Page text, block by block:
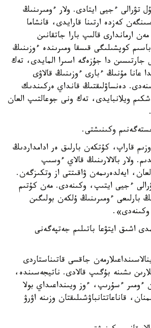
تۋرالى ءجيى ايتادى. ولار ءومىرىنىڭ
كەزدە ارتىنا قارايدى، قانشاما
ارماندارى قالىپ بارا جاتقانىن
كوپشىلىگى قىسقا ومىرىندە ءوزىنىڭ
جارتىسىن دا جۇزەگە اسىرا المايدى، تەك
عانا مۇنىڭ ءبارى ءوزىنىڭ قالاۋى
دەنساۋلىقتىڭ قانداي ەركىندىك
ويلانبايدى، تەك ونى جوعالتىپ العان
قاراپ، كۇتكەن بارلىق ەر ادامداردىڭ
ولار بالالارىنىڭ قالاي ءوسىپ
ايەلدەرىمەن ۋاقىتتى از وتكىزگەن.
ءجيى ايتىپ، وكىنەدى. مەن كۇتىم
بارلىعى ءومىرىنىڭ ۇلكەن بولىگىن
وكىنەدى».
اشىق ايتۋعا باتىلىم جەتپەگەنى
جاقسى قاتىناستاردى
ىشىنە بۇگىپ قالادى. ناتيجەسىندە،
ءومىر ءسۇرىپ، ءوز ويىنداعىداي بولا
قاناعاتتانباۋشىلىقتان وزىنە اۋرۋ